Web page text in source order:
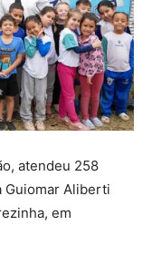
atendeu 258
Guiomar Aliberti
em